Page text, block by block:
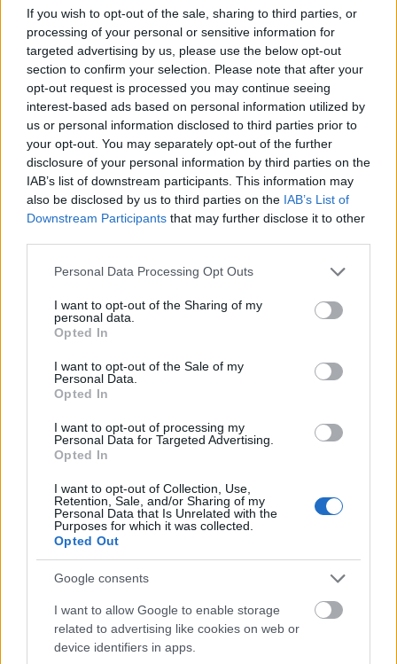
If you wish to opt-out of the sale, sharing to third parties, or
processing of your personal or sensitive information for
targeted advertising by us, please use the below opt-out
section to confirm your selection. Please note that after your
opt-out request is processed you may continue seeing
interest-based ads based on personal information utilized by
us or personal information disclosed to third parties prior to
your opt-out. You may separately opt-out of the further
disclosure of your personal information by third parties on the
IAB’s list of downstream participants. This information may
also be disclosed by us to third parties on the IAB’s List of
Downstream Participants that may further disclose it to other
Please note that this website/app uses one or more Google
not limited to your visit or usage behaviour. You may click to
grant or deny consent to Google and its third-party tags to
use your data for below specified purposes in below Google
consent section.
Personal Data Processing Opt Outs
I want to opt-out of the Sharing of my
personal data.
Opted In
I want to opt-out of the Sale of my
Personal Data.
Opted In
I want to opt-out of processing my
Personal Data for Targeted Advertising.
Opted In
I want to opt-out of Collection, Use,
Retention, Sale, and/or Sharing of my
Personal Data that Is Unrelated with the
Purposes for which it was collected.
Opted Out
Google consents
I want to allow Google to enable storage
related to advertising like cookies on web or
device identifiers in apps.
hjemmebane i jaktstarten.
Pichler gir seg som svensk skiskyttersjef om noen
få uker. Etter det skal han blant annet jobbe med å
gi eldre mennesker i hjembyen Ruhpolding en
bedre hverdag.
– Skiskyting og all annen sport er show. Det finnes
ting i livet som er viktigere, og det skal jeg forsøke
og bidra med nå når jeg bli pensjonist.
Meld deg på vårt nyhetsbrev
MEST LEST
verde
nsmes
for
sitt
sjette
går
OL-
femm
OL-
gullet